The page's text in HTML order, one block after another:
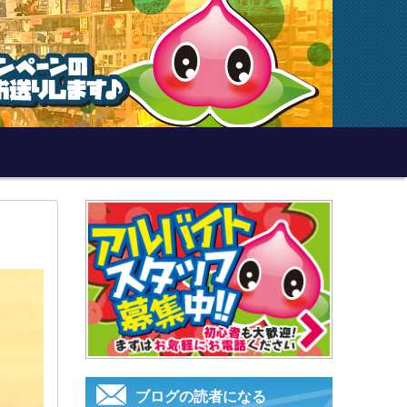
ブログの読者になる